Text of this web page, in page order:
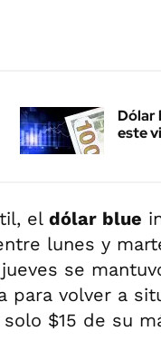
Dólar
este
el dólar blue
lunes y
se
para volver a
$15 de su